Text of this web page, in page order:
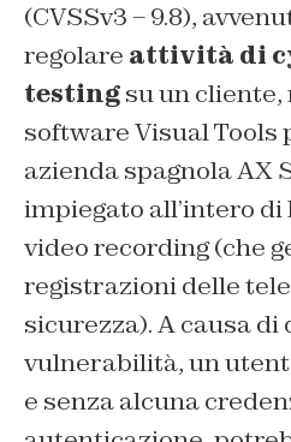
(CVSSv3 – 9.8),
regolare attività di
testingsu un
software Visual Tools
azienda spagnola AX
impiegato all’intero
video recording (che
registrazioni delle
sicurezza). A causa di
vulnerabilità, un
e senza alcuna